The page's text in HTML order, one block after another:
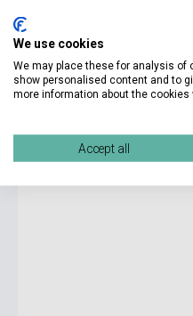
Stock: 1-10 copies
Die Angst und der Tod -
We use cookies
We may place these for analysis of
show personalised content and to
more information about the cookies
Accept all